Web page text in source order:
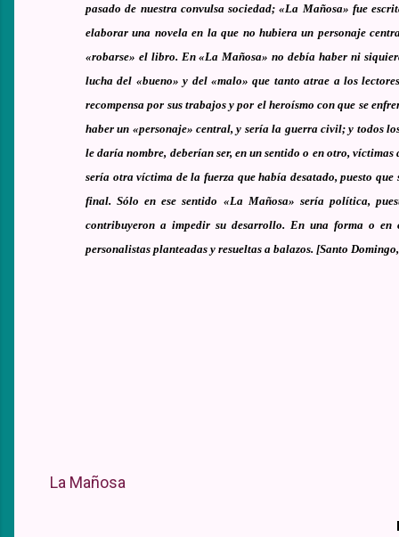
pasado de nuestra convulsa sociedad; «La Mañosa» fue
elaborar una novela en la que no hubiera un personaje
«robarse» el libro. En «La Mañosa» no debía haber ni
lucha del «bueno» y del «malo» que tanto atrae a los
recompensa por sus trabajos y por el heroísmo con que se
haber un «personaje» central, y sería la guerra civil; y todos
le daría nombre, deberían ser, en un sentido o en otro,
sería otra víctima de la fuerza que había desatado, puesto
final. Sólo en ese sentido «La Mañosa» sería política,
contribuyeron a impedir su desarrollo. En una forma o en
personalistas planteadas y resueltas a balazos. [Santo
La Mañosa